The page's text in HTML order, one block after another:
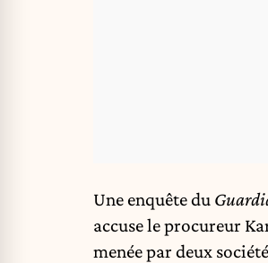
Une enquête du
accuse le procureur
menée par deux